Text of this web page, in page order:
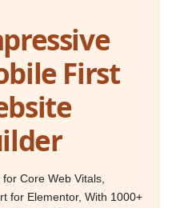
First
for Core Web Vitals,
for Elementor, With 1000+